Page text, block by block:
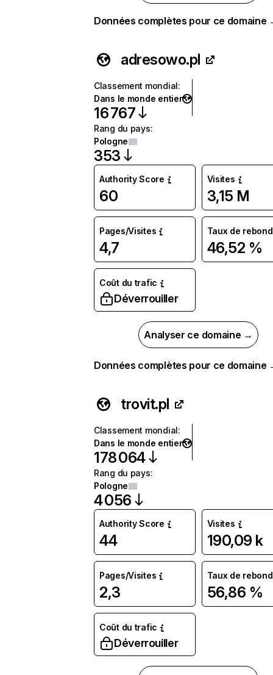
Données complètes pour ce domaine
adresowo.pl
Classement mondial:
Dans le monde entier
16 767
Rang du pays:
Pologne
353
Authority Score
60
Visites
3,15 M
Pages/Visites
4,7
Taux de rebond
46,52 %
Coût du trafic
Déverrouiller
Analyser ce domaine →
Données complètes pour ce domaine
trovit.pl
Classement mondial:
Dans le monde entier
178 064
Rang du pays:
Pologne
4 056
Authority Score
44
Visites
190,09 k
Pages/Visites
2,3
Taux de rebond
56,86 %
Coût du trafic
Déverrouiller